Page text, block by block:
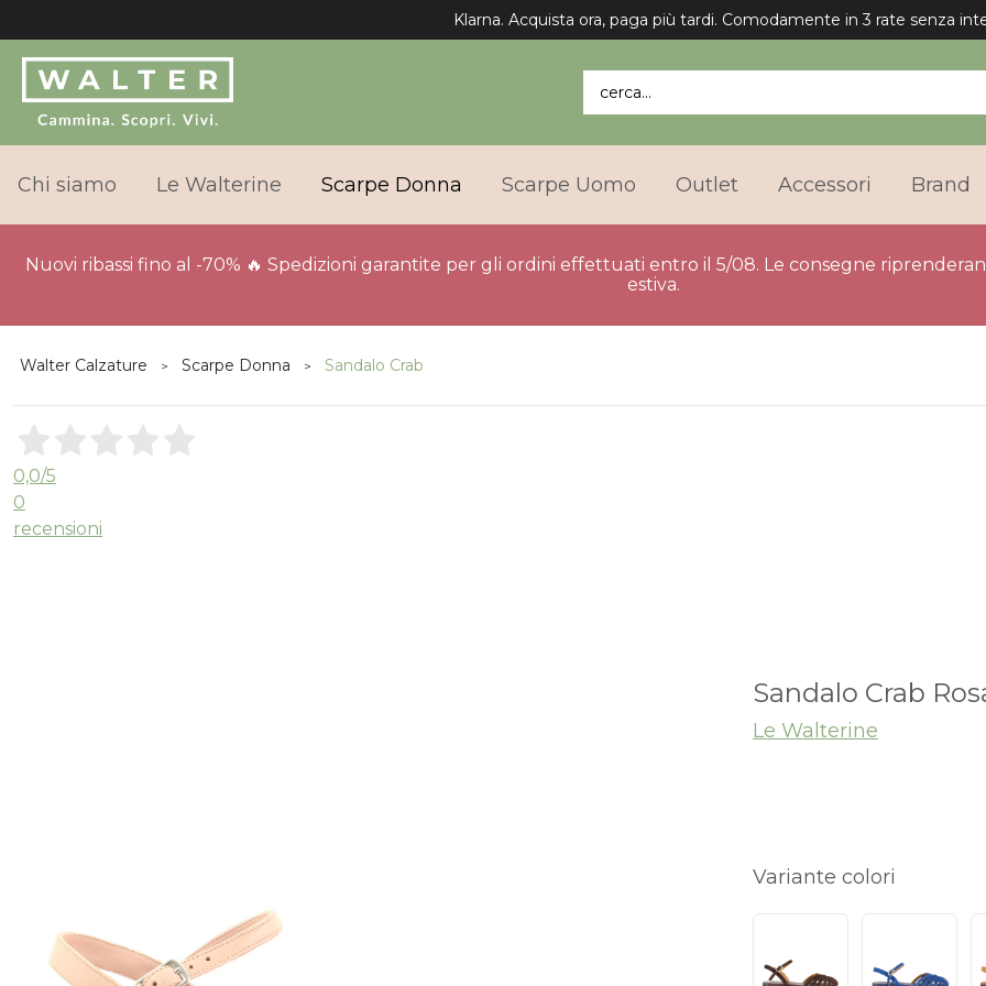
Klarna. Acquista ora, paga più tardi. Comodamente in 3 rate senza
cerca...
Chi siamo Le Walterine Scarpe Donna Scarpe Uomo Outlet Accessori Brand
Nuovi ribassi fino al -70% 🔥 Spedizioni garantite per gli ordini effettuati entro il 5/08. Le consegne
estiva.
Walter Calzature Scarpe Donna Sandalo Crab
0,0/5
0
recensioni
Sandalo Crab
Le Walterine
Variante colori